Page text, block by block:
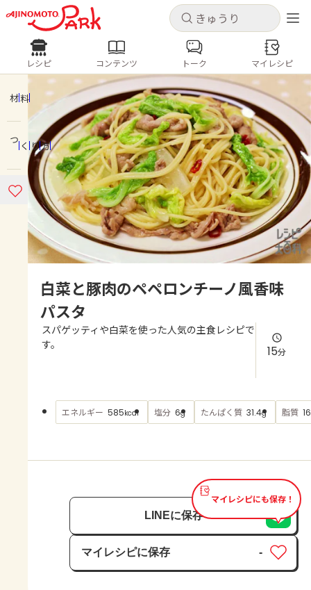
キャンセル
ログインするとレシピを保存できます
ログイン 新規登録
ホーム
コンテンツ
レシピ
よくあるお問い合わせ
キャンセル
レシピ コンテンツ
人気の食材・レシピ
きゅうり なす トマト
とうもろこし
ピーマン
みょうが ゴーヤ
レシピ コンテンツ トーク マイレシピ
材料
つくり方
白菜と豚肉のペペロンチーノ風香味
パスタ
スパゲッティや白菜を使った人気の主食レシピで
す。
15分
エネルギー 585kcal 塩分 6g たんぱく質 31.4g 脂質
マイレシピにも保存！
LINEに保存
マイレシピに保存
保存済み
-